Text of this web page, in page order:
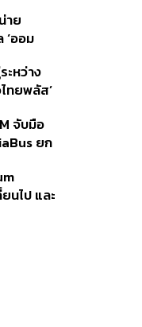
แกนนำ
ลาก
าย
ออม
ส่วนการ
First
ะหว่าง
ทยพลัส’
อ ‘ไทย
ฟส 2 มี
จับมือ
ยก
บเรียล
นไป และ